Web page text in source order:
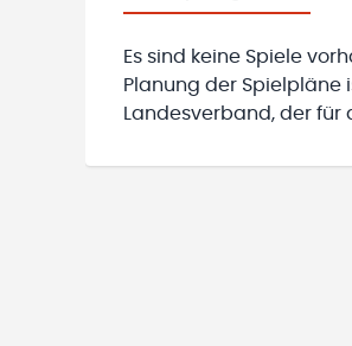
Es sind keine Spiele
Planung der Spielpläne
Landesverband, der für